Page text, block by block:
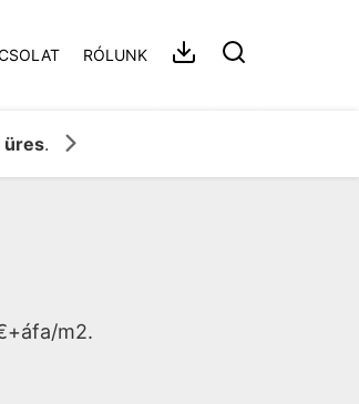
RÓLUNK
üres. 
m2.